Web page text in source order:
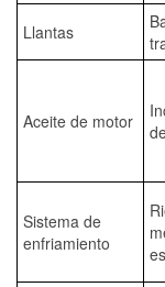
Llantas
Aceite de motor
Sistema de
enfriamiento